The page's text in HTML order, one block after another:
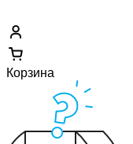
Корзина